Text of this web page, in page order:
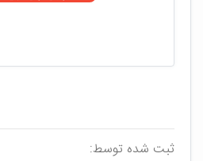
ثبت شده توسط: